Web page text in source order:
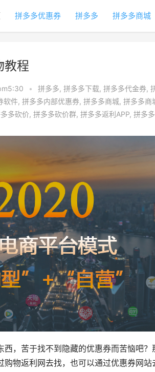
拼多多优惠券 拼多多 拼多多商城
教程
• 拼多多, 拼多多下载, 拼多多代金券,
软件, 拼多多内部优惠券, 拼多多商城, 拼多多商
多砍价, 拼多多砍价群, 拼多多返利APP, 拼多
西，苦于找不到隐藏的优惠券而苦恼吧？
购物返利网去找，也可以通过优惠券网